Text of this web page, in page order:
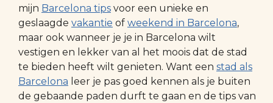
mijn Barcelona tips voor een unieke en
geslaagde vakantie of weekend in Barcelona,
maar ook wanneer je je in Barcelona wilt
vestigen en lekker van al het moois dat de stad
te bieden heeft wilt genieten. Want een stad als
Barcelona leer je pas goed kennen als je buiten
de gebaande paden durft te gaan en de tips van